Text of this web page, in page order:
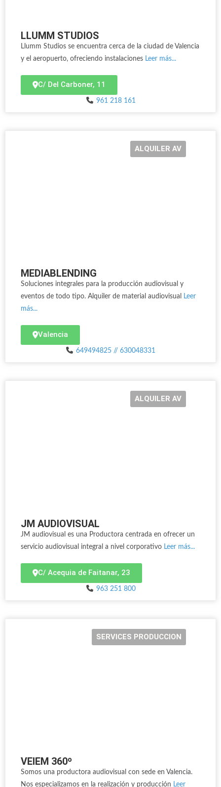
LLUMM STUDIOS
Llumm Studios se encuentra cerca de la ciudad de Valencia
y el aeropuerto, ofreciendo instalaciones Leer más...
C/ Del Carboner, 11
961 218 161
ALQUILER AV
MEDIABLENDING
Soluciones integrales para la producción audiovisual y
eventos de todo tipo. Alquiler de material audiovisual
Leer
más...
Valencia
649494825 // 630048331
ALQUILER AV
JM AUDIOVISUAL
JM audiovisual es una Productora centrada en ofrecer un
servicio audiovisual integral a nivel corporativo Leer más...
C/ Acequia de Faitanar, 23
963 251 800
SERVICES PRODUCCION
VEIEM 360º
Somos una productora audiovisual con sede en Valencia.
Nos especializamos en la realización y producción Leer